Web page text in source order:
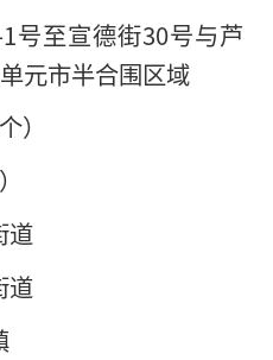
号至宣德街30号与芦
元市半合围区域
）
道
道